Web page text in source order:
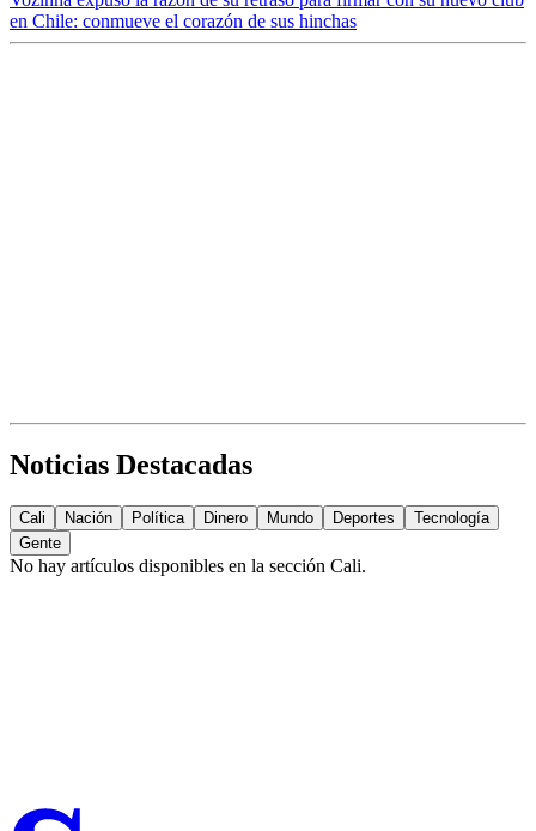
en Chile: conmueve el corazón de sus hinchas
Noticias Destacadas
Cali Nación Política Dinero Mundo Deportes
Tecnología
Gente
No hay artículos disponibles en la sección Cali.